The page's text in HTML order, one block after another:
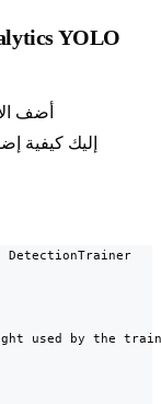
أضف
used by the